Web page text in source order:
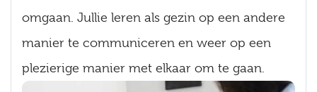
omgaan. Jullie leren als gezin op een andere
manier te communiceren en weer op een
plezierige manier met elkaar om te gaan.